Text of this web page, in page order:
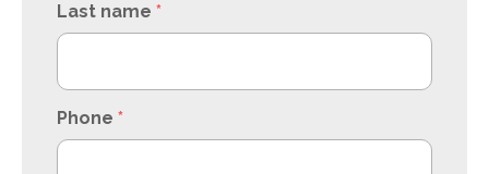
Last name *
Phone *